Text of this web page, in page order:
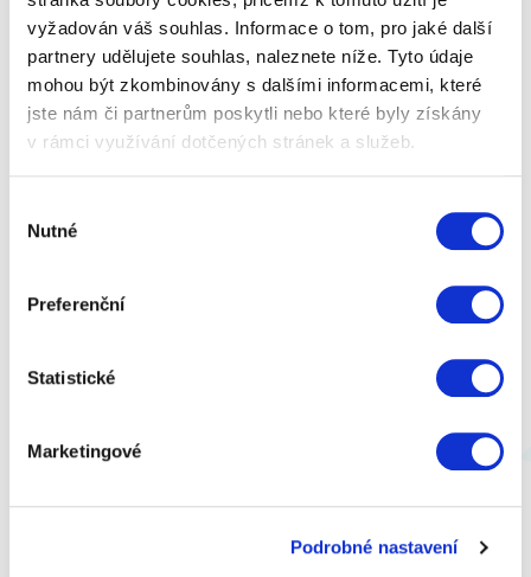
vyžadován váš souhlas. Informace o tom, pro jaké další
partnery udělujete souhlas, naleznete níže. Tyto údaje
mohou být zkombinovány s dalšími informacemi, které
jste nám či partnerům poskytli nebo které byly získány
v rámci využívání dotčených stránek a služeb.
souhlasu
Nutné
Preferenční
Statistické
Marketingové
Podrobné nastavení
4 499 Kč Zobrazit více
Masážní pistole